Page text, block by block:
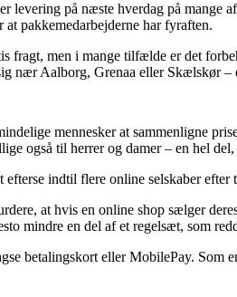
levering på næste hverdag på mange
pakkemedarbejderne har fyraften.
fragt, men i mange tilfælde er det
nær Aalborg, Grenaa eller Skælskør –
mennesker at sammenligne
også til herrer og damer – en hel
indtil flere online selskaber
at hvis en online shop sælger
mindre en del af et regelsæt, som
betalingskort eller MobilePay. Som